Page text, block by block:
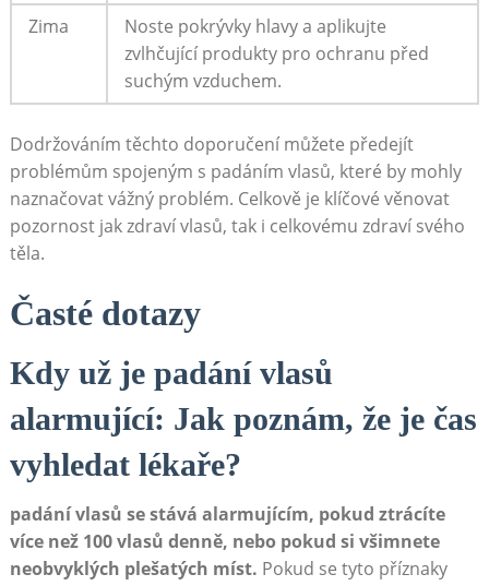
Zima
Noste pokrývky hlavy a aplikujte
zvlhčující produkty pro ochranu před
suchým vzduchem.
Dodržováním těchto doporučení můžete předejít
problémům spojeným s padáním vlasů, které by mohly
naznačovat vážný problém. Celkově je klíčové věnovat
pozornost jak zdraví vlasů, tak i celkovému zdraví svého
těla.
Časté dotazy
Kdy už je padání vlasů
alarmující: Jak poznám, že je čas
vyhledat lékaře?
padání vlasů se stává alarmujícím, pokud ztrácíte
více než 100 vlasů denně, nebo pokud si všimnete
neobvyklých plešatých míst. Pokud se tyto příznaky